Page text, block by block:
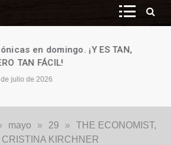
en domingo. ¡Y ES TAN,
TAN FÁCIL!
julio de 2026
mayo » 29 »
THE ECONOMIST,
CRISTINA KIRCHNER